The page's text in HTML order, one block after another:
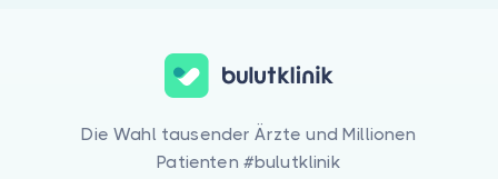
Die Wahl tausender Ärzte und Millionen
Patienten #bulutklinik